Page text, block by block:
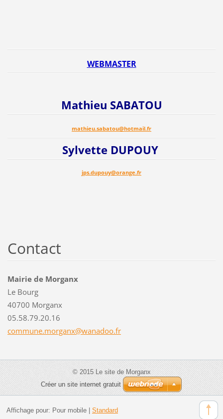
WEBMASTER
Mathieu SABATOU
mathieu.sabatou@hotmail.fr
Sylvette DUPOUY
jps.dupouy@orange.fr
Contact
Mairie de Morganx
Le Bourg
40700 Morganx
05.58.79.20.16
commune.morganx@wanadoo.fr
© 2015 Le site de Morganx
Créer un site internet gratuit
Affichage pour: Pour mobile| Standard